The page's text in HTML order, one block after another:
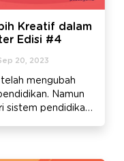
Kreatif dalam
Edisi #4
20, 2023
mengubah
Namun
sistem pendidikan